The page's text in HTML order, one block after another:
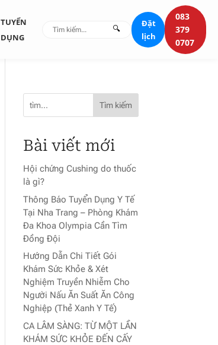
TUYỂN
DỤNG
🔍
Đặt
lịch
083
379
0707
Tìm kiếm
Bài viết mới
Hội chứng Cushing do thuốc
là gì?
Thông Báo Tuyển Dụng Y Tế
Tại Nha Trang – Phòng Khám
Đa Khoa Olympia Cần Tìm
Đồng Đội
Hướng Dẫn Chi Tiết Gói
Khám Sức Khỏe & Xét
Nghiệm Truyền Nhiễm Cho
Người Nấu Ăn Suất Ăn Công
Nghiệp (Thẻ Xanh Y Tế)
CA LÂM SÀNG: TỪ MỘT LẦN
KHÁM SỨC KHỎE ĐẾN CẤY